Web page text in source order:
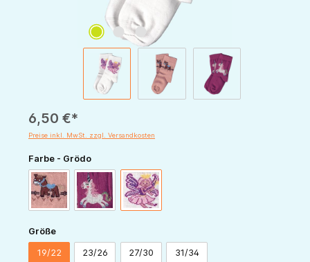
6,50 €*
Preise inkl. MwSt. zzgl. Versandkosten
Farbe - Grödoauswählen
altrosa Ponypink Einhornweiß Fee
Größeauswählen
19/22 23/26 27/30 31/34